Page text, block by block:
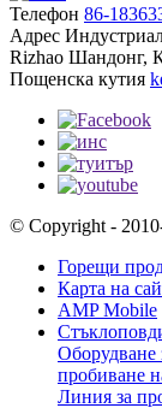
Телефон 86-
Адрес
Rizhao Шандонг,
Пощенска кутия
© Copyright -
Горещи
Карта на
AMP Mobile
Оборудване
пробиване
Линия за